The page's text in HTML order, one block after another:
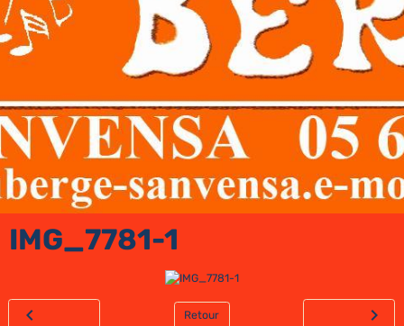
IMG_7781-1
Retour